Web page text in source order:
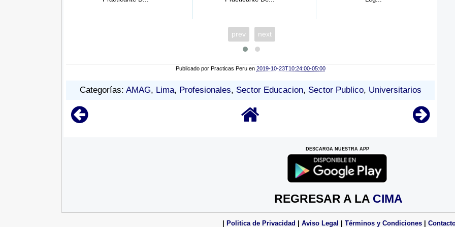
prev next
Publicado por Practicas Peru en 2019-10-23T10:24:00-05:00
Categorías: AMAG, Lima, Profesionales, Sector Educacion, Sector Publico, Universitarios
DESCARGA NUESTRA APP
REGRESAR A LA CIMA
Politica de Privacidad Aviso Legal Términos y Condiciones